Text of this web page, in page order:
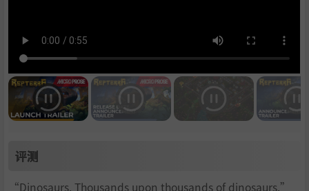
评测
“Dinosaurs. Thousands upon thousands of dinosaurs.”